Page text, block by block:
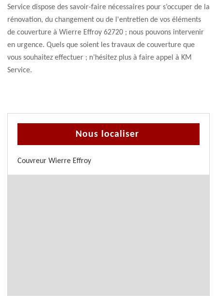
Service dispose des savoir-faire nécessaires pour s’occuper de la
rénovation, du changement ou de l'entretien de vos éléments
de couverture à Wierre Effroy 62720 ; nous pouvons intervenir
en urgence. Quels que soient les travaux de couverture que
vous souhaitez effectuer ; n’hésitez plus à faire appel à KM
Service.
Nous localiser
Couvreur Wierre Effroy